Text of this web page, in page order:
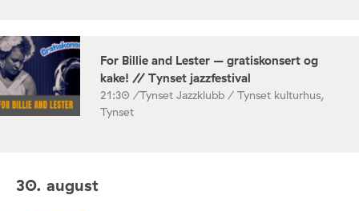
For Billie and Lester – gratiskonsert og
kake! // Tynset jazzfestival
21:30 /Tynset Jazzklubb / Tynset kulturhus,
Tynset
30. august